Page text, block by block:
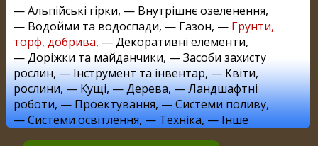
—Альпійські гірки, — Внутрішнє озеленення,
— Водойми та водоспади, — Газон, — Грунти,
торф, добрива, —Декоративні елементи,
—Доріжки та майданчики, —Засоби захисту
рослин, —Інструмент та інвентар, —Квіти,
рослини, —Кущі, —Дерева, —Ландшафтні
роботи, —Проектування, —Системи поливу,
—Системи освітлення, —Техніка, —Інше